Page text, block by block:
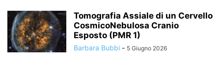
Tomografia Assiale di un Cervello
CosmicoNebulosa Cranio
Esposto (PMR 1)
Barbara Bubbi - 5 Giugno 2026